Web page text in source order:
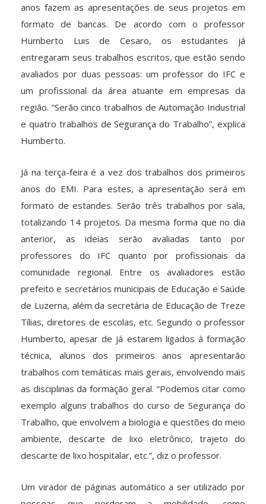
anos fazem as apresentações de seus projetos em
formato de bancas. De acordo com o professor
Humberto Luis de Cesaro, os estudantes já
entregaram seus trabalhos escritos, que estão sendo
avaliados por duas pessoas: um professor do IFC e
um profissional da área atuante em empresas da
região. “Serão cinco trabalhos de Automação Industrial
e quatro trabalhos de Segurança do Trabalho”, explica
Humberto.
Já na terça-feira é a vez dos trabalhos dos primeiros
anos do EMI. Para estes, a apresentação será em
formato de estandes. Serão três trabalhos por sala,
totalizando 14 projetos. Da mesma forma que no dia
anterior, as ideias serão avaliadas tanto por
professores do IFC quanto por profissionais da
comunidade regional. Entre os avaliadores estão
prefeito e secretários municipais de Educação e Saúde
de Luzerna, além da secretária de Educação de Treze
Tílias, diretores de escolas, etc. Segundo o professor
Humberto, apesar de já estarem ligados à formação
técnica, alunos dos primeiros anos apresentarão
trabalhos com temáticas mais gerais, envolvendo mais
as disciplinas da formação geral. “Podemos citar como
exemplo alguns trabalhos do curso de Segurança do
Trabalho, que envolvem a biologia e questões do meio
ambiente, descarte de lixo eletrônico, trajeto do
descarte de lixo hospitalar, etc.”, diz o professor.
Um virador de páginas automático a ser utilizado por